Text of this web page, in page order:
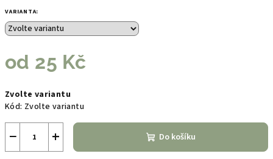
VARIANTA:
od 25 Kč
cena:
Zvolte variantu
Kód: Zvolte variantu
+
− Do košíku